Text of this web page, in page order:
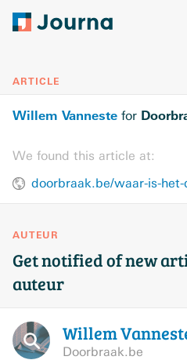
ARTICLE
Willem Vanneste for
We found this article at:
doorbraak.be/waar-is-
AUTEUR
Get notified of new
auteur
Willem
Doorbraak.be